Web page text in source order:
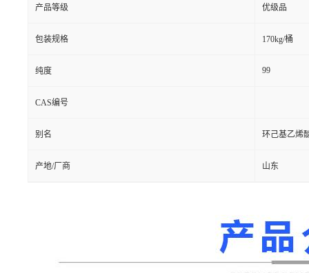
产品等级 优级品
包装规格 170kg/桶
纯度 99
CAS编号
别名 环己基乙烯
产地/厂商 山东